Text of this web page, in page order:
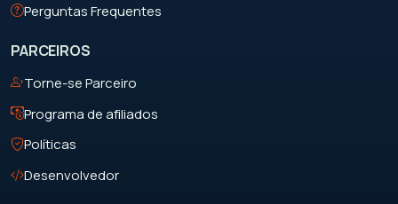
Perguntas Frequentes
PARCEIROS
Torne-se Parceiro
Programa de afiliados
Políticas
Desenvolvedor